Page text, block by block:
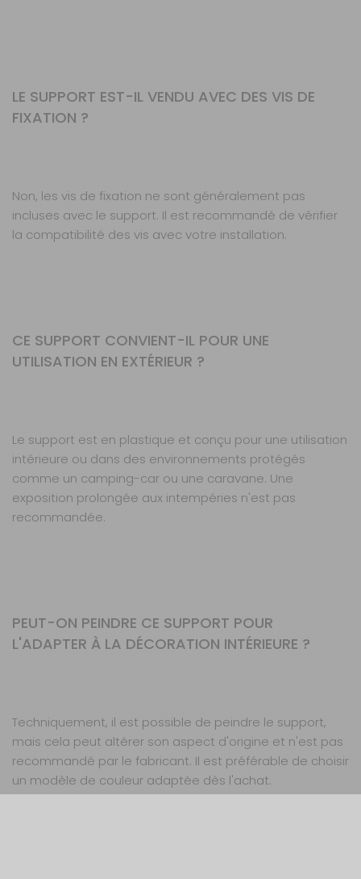
LE SUPPORT EST-IL VENDU AVEC DES VIS DE
FIXATION ?
Non, les vis de fixation ne sont généralement pas
incluses avec le support. Il est recommandé de vérifier
la compatibilité des vis avec votre installation.
CE SUPPORT CONVIENT-IL POUR UNE
UTILISATION EN EXTÉRIEUR ?
Le support est en plastique et conçu pour une utilisation
intérieure ou dans des environnements protégés
comme un camping-car ou une caravane. Une
exposition prolongée aux intempéries n'est pas
recommandée.
PEUT-ON PEINDRE CE SUPPORT POUR
L'ADAPTER À LA DÉCORATION INTÉRIEURE ?
Techniquement, il est possible de peindre le support,
mais cela peut altérer son aspect d'origine et n'est pas
recommandé par le fabricant. Il est préférable de choisir
un modèle de couleur adaptée dès l'achat.